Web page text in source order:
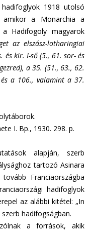
1918 utolsó
amikor a Monarchia a
Hadifogoly magyarok
az elszász-lotharingiai
és kir. I-ső (5., 61. sor- és
a 35. (51., 63., 62.
a 106., valamint a 37.
I. Bp., 1930. 298. p.
alapján, szerb
tartozó Asinara
Franciaországba
hadifoglyok
az alábbi kitétel: „In
hadifogságban.
a források, akik